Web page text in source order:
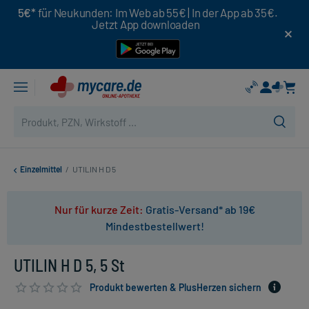
5€* für Neukunden: Im Web ab 55€ | In der App ab 35€.
Jetzt App downloaden
Einzelmittel / UTILIN H D 5
Nur für kurze Zeit: Gratis-Versand* ab 19€
Mindestbestellwert!
UTILIN H D 5, 5 St
Produkt bewerten & PlusHerzen sichern